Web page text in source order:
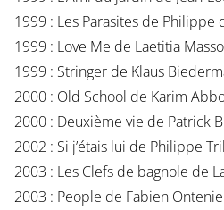
1999 : Les Parasites de Philippe
1999 : Love Me de Laetitia
1999 : Stringer de Klaus
2000 : Old School de Karim
2000 : Deuxième vie de Patrick
2002 : Si j’étais lui de Philippe
2003 : Les Clefs de bagnole de
2003 : People de Fabien